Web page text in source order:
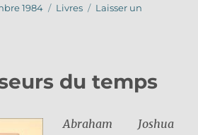
1984 Catégories
Livres
Laisser un
du temps
Abraham Joshua